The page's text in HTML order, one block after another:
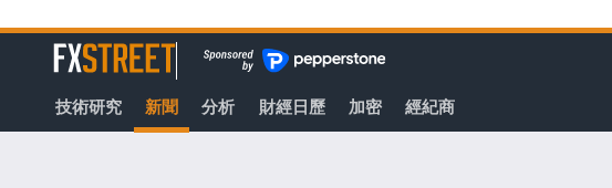
至
容
FXStreet
技術研究 新聞 分析 財經日歷 加密 經紀商